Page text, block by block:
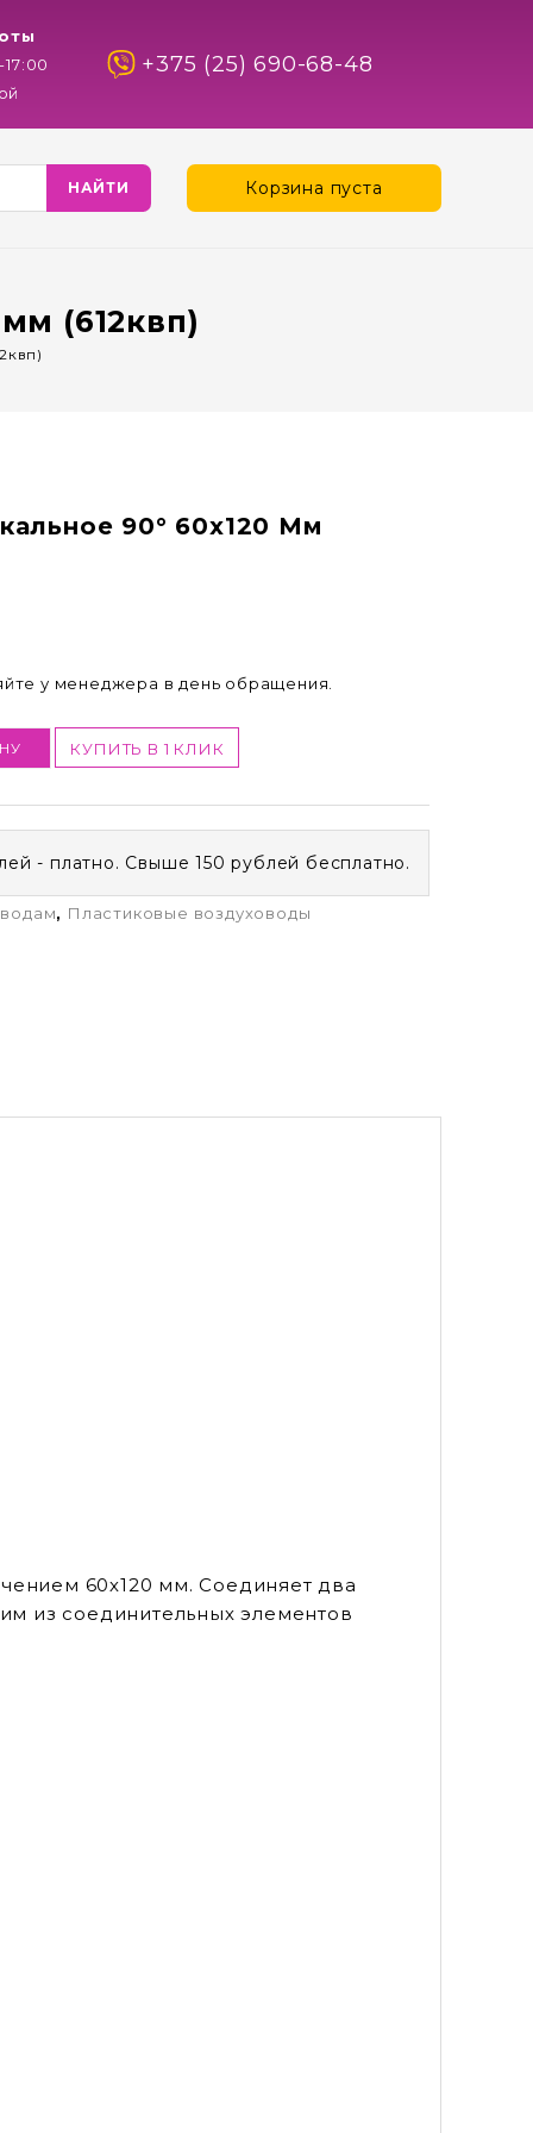
+375 (25) 690-68-48
Корзина пуста
(612квп)
90° 60х120 Мм
у менеджера в день обращения.
КУПИТЬ В 1 КЛИК
- платно. Свыше 150 рублей бесплатно.
, Пластиковые воздуховоды
60х120 мм. Соединяет два
из соединительных элементов